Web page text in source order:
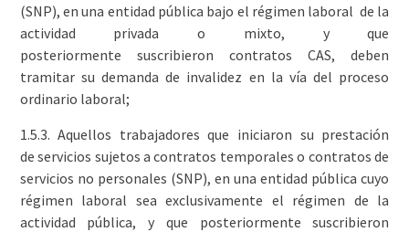
(SNP), en una entidad pública bajo el régimen laboral de la
actividad privada o mixto, y que
posteriormente suscribieron contratos CAS, deben
tramitar su demanda de invalidez en la vía del proceso
ordinario laboral;
1.5.3. Aquellos trabajadores que iniciaron su prestación
de servicios sujetos a contratos temporales o contratos de
servicios no personales (SNP), en una entidad pública cuyo
régimen laboral sea exclusivamente el régimen de la
actividad pública, y que posteriormente suscribieron